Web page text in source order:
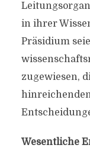
in ihrer
Präsidium
zugewiesen,
Wesentliche